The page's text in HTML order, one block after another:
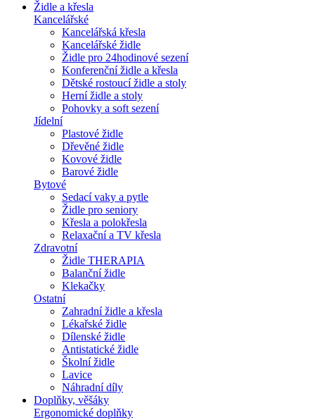
Židle a křesla
Kancelářské
Kancelářská křesla
Kancelářské židle
Židle pro 24hodinové sezení
Konferenční židle a křesla
Dětské rostoucí židle a stoly
Herní židle a stoly
Pohovky a soft sezení
Jídelní
Plastové židle
Dřevěné židle
Kovové židle
Barové židle
Bytové
Sedací vaky a pytle
Židle pro seniory
Křesla a polokřesla
Relaxační a TV křesla
Zdravotní
Židle THERAPIA
Balanční židle
Klekačky
Ostatní
Zahradní židle a křesla
Lékařské židle
Dílenské židle
Antistatické židle
Školní židle
Lavice
Náhradní díly
Doplňky, věšáky
Ergonomické doplňky